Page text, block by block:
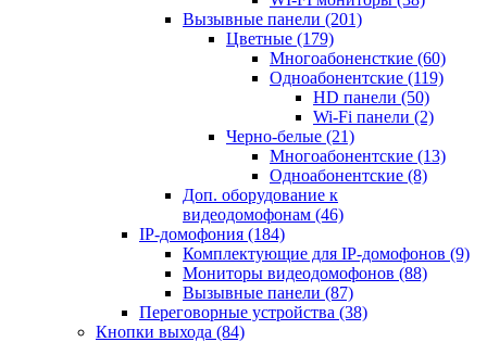
Вызывные панели (201)
Цветные (179)
Многоабоненсткие (60)
Одноабонентские (119)
HD панели (50)
Wi-Fi панели (2)
Черно-белые (21)
Многоабонентские (13)
Одноабонентские (8)
Доп. оборудование к
видеодомофонам (46)
IP-домофония (184)
Комплектующие для IP-домофонов (9)
Мониторы видеодомофонов (88)
Вызывные панели (87)
Переговорные устройства (38)
Кнопки выхода (84)